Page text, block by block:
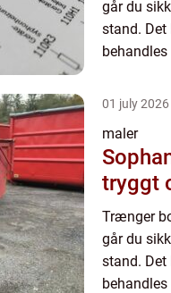
går du
stand.
01 july 2026
maler
tryggt
Trænger
går du
stand.